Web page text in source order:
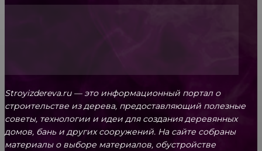
Stroyizdereva.ru — это информационный портал о
строительстве из дерева, предоставляющий полезные
советы, технологии и идеи для создания деревянных
домов, бань и других сооружений. На сайте собраны
материалы о выборе материалов, обустройстве